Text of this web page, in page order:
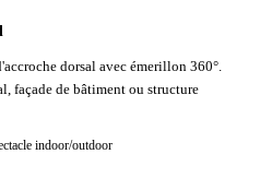
dorsal avec émerillon 360°.
façade de bâtiment ou structure
indoor/outdoor